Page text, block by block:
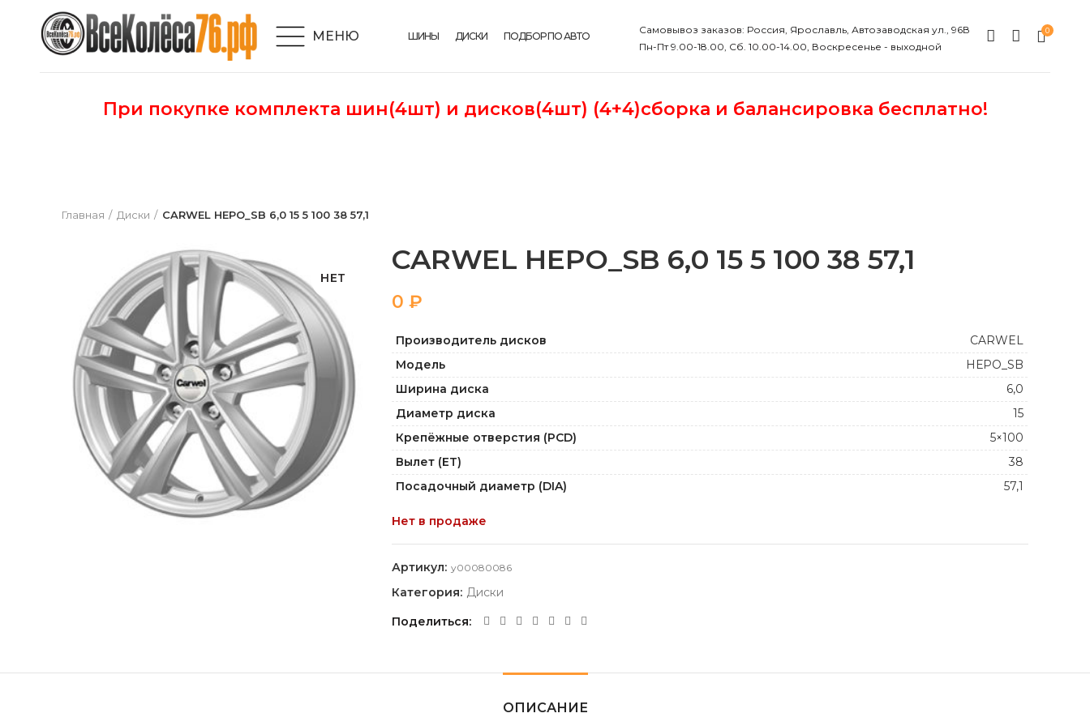
МЕНЮ ШИНЫ ДИСКИ ПОДБОР ПО АВТО
Самовывоз заказов: Россия, Ярославль, Автозаводская ул., 96В
Пн-Пт 9.00-18.00, Сб. 10.00-14.00, Воскресенье - выходной
0
При покупке комплекта шин(4шт) и дисков(4шт) (4+4)сборка и балансировка бесплатно!
Главная Диски CARWEL НЕРО_SB 6,0 15 5 100 38 57,1
НЕТ
CARWEL НЕРО_SB 6,0 15 5 100 38 57,1
₽
Производитель дисков
CARWEL
Модель
НЕРО_SB
Ширина диска
6,0
Диаметр диска
15
Крепёжные отверстия (PCD)
5×100
Вылет (ET)
38
Посадочный диаметр (DIA)
57,1
Нет в продаже
Артикул: y00080086
Категория: Диски
Поделиться
ОПИСАНИЕ